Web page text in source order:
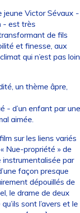
jeune Victor Sévaux -
- est très
de fils
et finesse, aux
qui n’est pas loin
un thème âpre,
- d’un enfant par une
aimée.
sur les liens variés
Nue-propriété » de
instrumentalisée par
façon presque
dépouillés de
le drame de deux
sont l’avers et le